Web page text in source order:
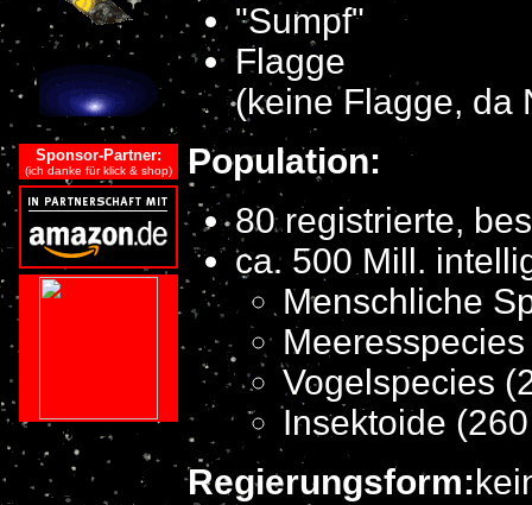
Sponsor-Partner:
(ich danke für klick & shop)
"Sumpf"
Flagge
(keine Flagge, da
Population:
80 registrierte,
ca. 500 Mill.
Menschliche
Vogelspecies
Insektoide
Regierungsform: